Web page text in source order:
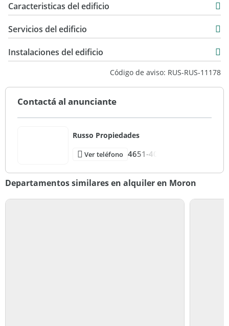
Caracteristicas del edificio
Servicios del edificio
Instalaciones del edificio
Código de aviso: RUS-RUS-11178
Contactá al anunciante
Russo Propiedades
Ver teléfono 4651-40
Departamentos similares en alquiler en Moron